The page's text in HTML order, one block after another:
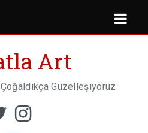
Art
Güzelleşiyoruz.